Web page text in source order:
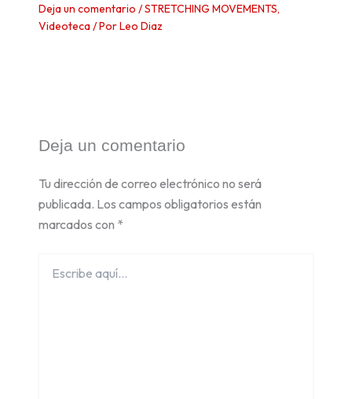
Deja un comentario /STRETCHING MOVEMENTS,
Videoteca/ PorLeo Diaz
Deja un comentario
Tu dirección de correo electrónico no será
publicada. Los campos obligatorios están
marcados con *
aquí...